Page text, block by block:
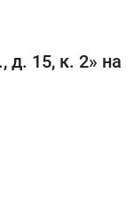
15, к. 2» на